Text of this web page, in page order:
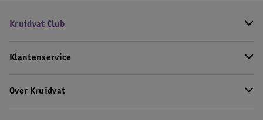
Kruidvat Club
Klantenservice
Over Kruidvat